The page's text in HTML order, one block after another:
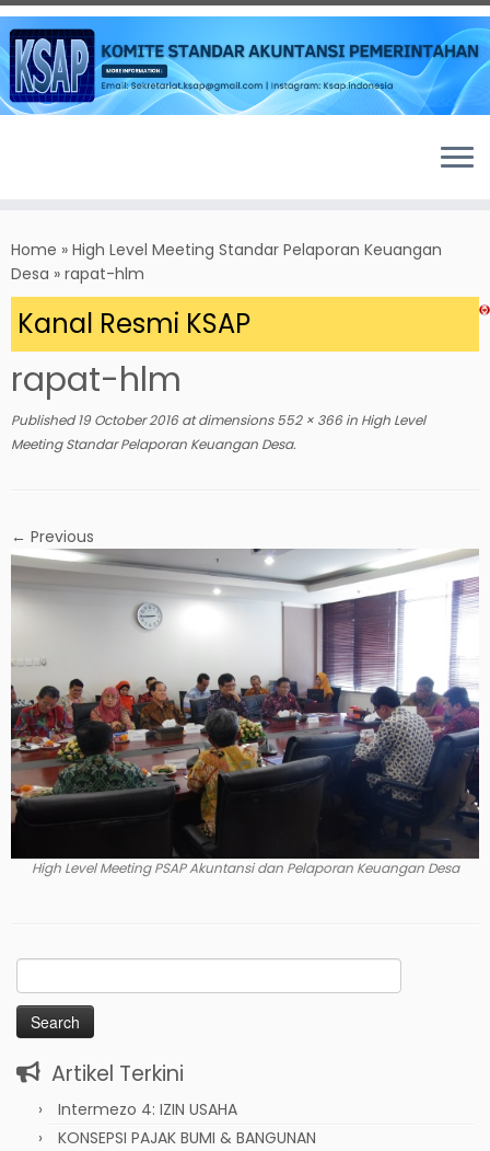
to
content
Home » High Level Meeting Standar Pelaporan Keuangan
Desa » rapat-hlm
Resmi KSAP
rapat-hlm
Published 19 October 2016at dimensions552 × 366in High Level
Meeting Standar Pelaporan Keuangan Desa.
← Previous
High Level Meeting PSAP Akuntansi dan Pelaporan Keuangan Desa
for:
Artikel Terkini
Intermezo 4: IZIN USAHA
KONSEPSI PAJAK BUMI & BANGUNAN